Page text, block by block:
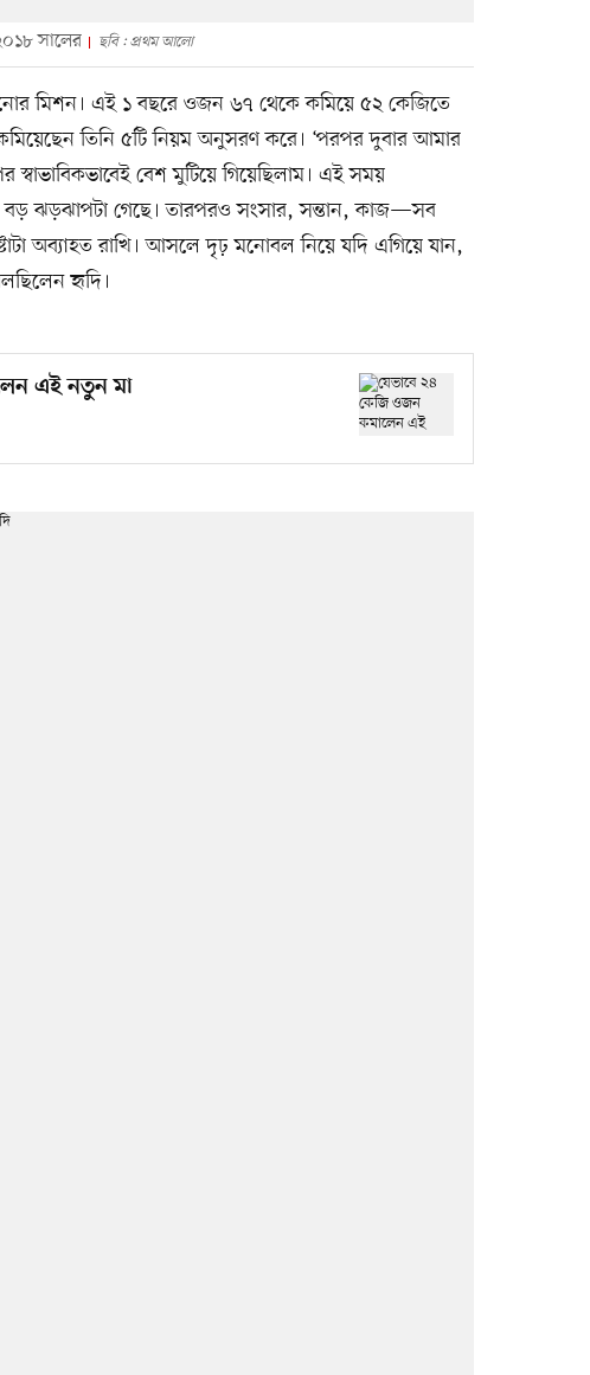
সালের ছবি : প্রথম আলো
মিশন। এই ১ বছরে ওজন ৬৭ থেকে কমিয়ে ৫২ কেজিতে
তিনি ৫টি নিয়ম অনুসরণ করে। ‘পরপর দুবার আমার
বেশ মুটিয়ে গিয়েছিলাম। এই সময়
বড় ঝড়ঝাপটা গেছে। তারপরও সংসার, সন্তান, কাজ—সব
অব্যাহত রাখি। আসলে দৃঢ় মনোবল নিয়ে যদি এগিয়ে যান,
হৃদি।
এই নতুন মা